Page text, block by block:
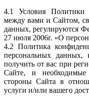
4.1 Условия Политики
между вами и Сайтом,
данных, регулируются
27 июля 2006г. «О
4.2 Политика
персональных
получить от вас при
Сайте, и необходимые
стороны Сайта в
услуги и/или вашего